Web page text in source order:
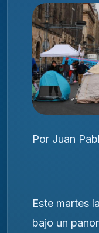
Por Juan
Este martes
bajo un